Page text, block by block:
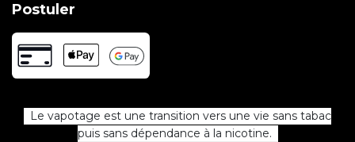
Postuler
Le vapotage est une transition vers une vie sans tabac
puis sans dépendance à la nicotine.